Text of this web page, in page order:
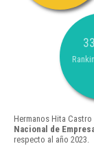
Hermanos Hita
Nacional de
respecto al año 2023.